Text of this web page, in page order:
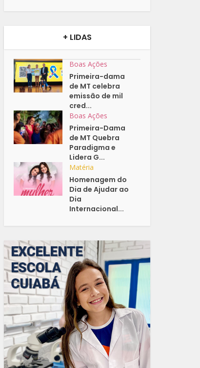
+ LIDAS
Boas Ações
Primeira-dama
de MT celebra
emissão de mil
cred...
Boas Ações
Primeira-Dama
de MT Quebra
Paradigma e
Lidera G...
Matéria
Homenagem do
Dia de Ajudar ao
Dia
Internacional...